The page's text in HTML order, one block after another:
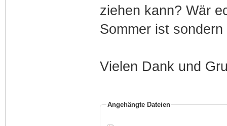
ziehen kann? Wär
Sommer ist
Vielen Dank und
Angehängte Dateien